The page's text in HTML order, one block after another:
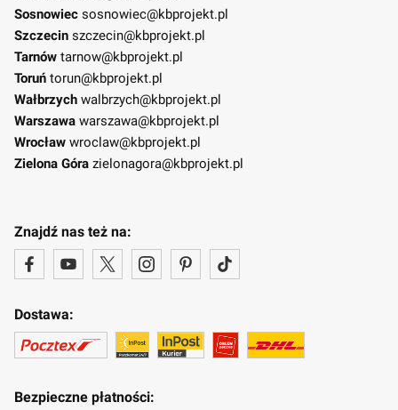
Sosnowiec sosnowiec@kbprojekt.pl
Szczecin szczecin@kbprojekt.pl
Tarnów tarnow@kbprojekt.pl
Toruń torun@kbprojekt.pl
Wałbrzych walbrzych@kbprojekt.pl
Warszawa warszawa@kbprojekt.pl
Wrocław wroclaw@kbprojekt.pl
Zielona Góra zielonagora@kbprojekt.pl
Znajdź nas też na:
Dostawa:
Bezpieczne płatności: